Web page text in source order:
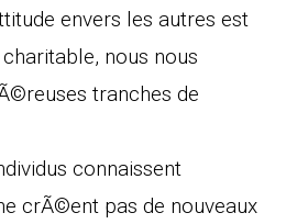
envers les autres est
nous nous
tranches de
connaissent
crÃ©ent pas de nouveaux